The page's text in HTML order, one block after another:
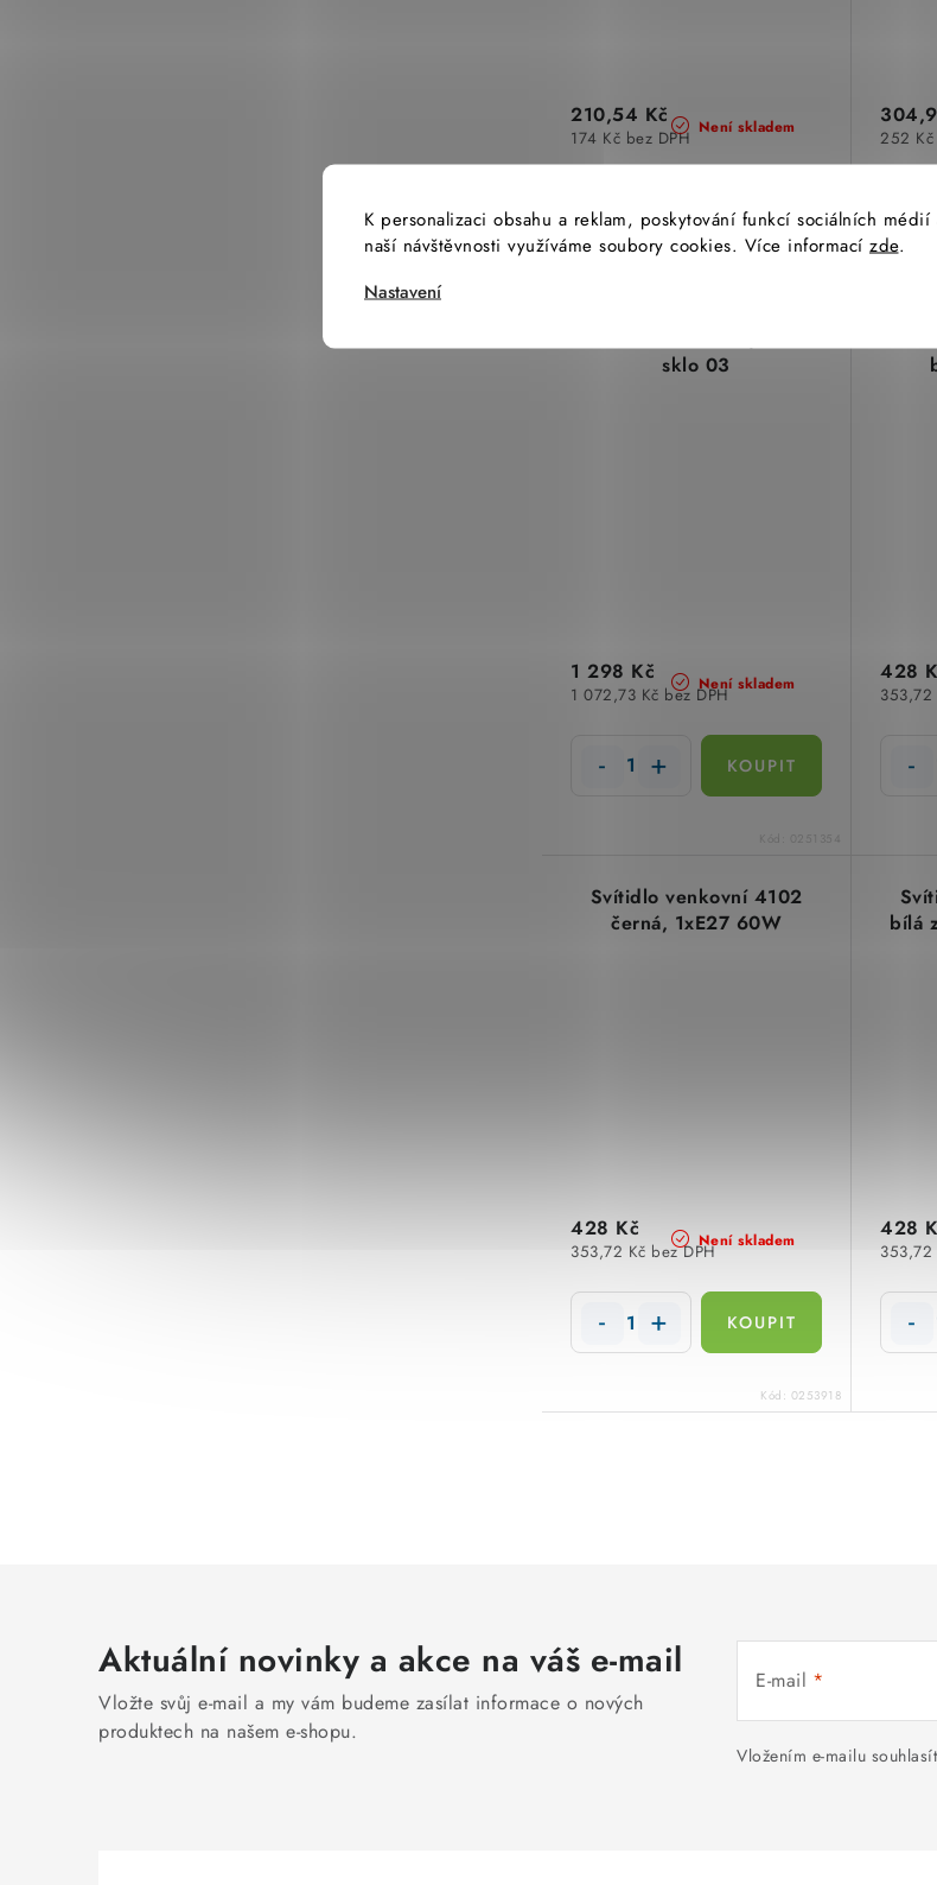
K personalizaci obsahu a reklam, poskytování funkcí sociálních médií
naší návštěvnosti využíváme soubory cookies. Více informací zde.
Nastavení
Není skladem
174 Kč bez DPH
210,54 Kč
252 Kč
sklo 03
Není skladem
1 072,73 Kč bez DPH
1 298 Kč
Kód: 0251354
353,72
428
Svítidlo venkovní 4102
černá, 1xE27 60W
Není skladem
353,72 Kč bez DPH
428 Kč
Kód: 0253918
bílá
353,72
428
d
a
Aktuální novinky a akce na váš e-mail
Vložte svůj e-mail a my vám budeme zasílat informace o nových
produktech na našem e-shopu.
E-mail
Vložením e-mailu